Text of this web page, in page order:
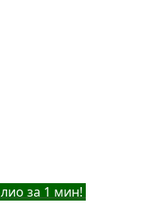
за 1 мин!